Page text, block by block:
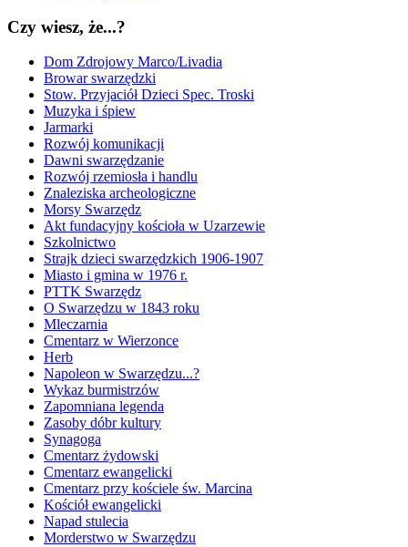
Czy wiesz, że...?
Dom Zdrojowy Marco/Livadia
Browar swarzędzki
Stow. Przyjaciół Dzieci Spec. Troski
Muzyka i śpiew
Jarmarki
Rozwój komunikacji
Dawni swarzędzanie
Rozwój rzemiosła i handlu
Znaleziska archeologiczne
Morsy Swarzędz
Akt fundacyjny kościoła w Uzarzewie
Szkolnictwo
Strajk dzieci swarzędzkich 1906-1907
Miasto i gmina w 1976 r.
PTTK Swarzędz
O Swarzędzu w 1843 roku
Mleczarnia
Cmentarz w Wierzonce
Herb
Napoleon w Swarzędzu...?
Wykaz burmistrzów
Zapomniana legenda
Zasoby dóbr kultury
Synagoga
Cmentarz żydowski
Cmentarz ewangelicki
Cmentarz przy kościele św. Marcina
Kościół ewangelicki
Napad stulecia
Morderstwo w Swarzędzu